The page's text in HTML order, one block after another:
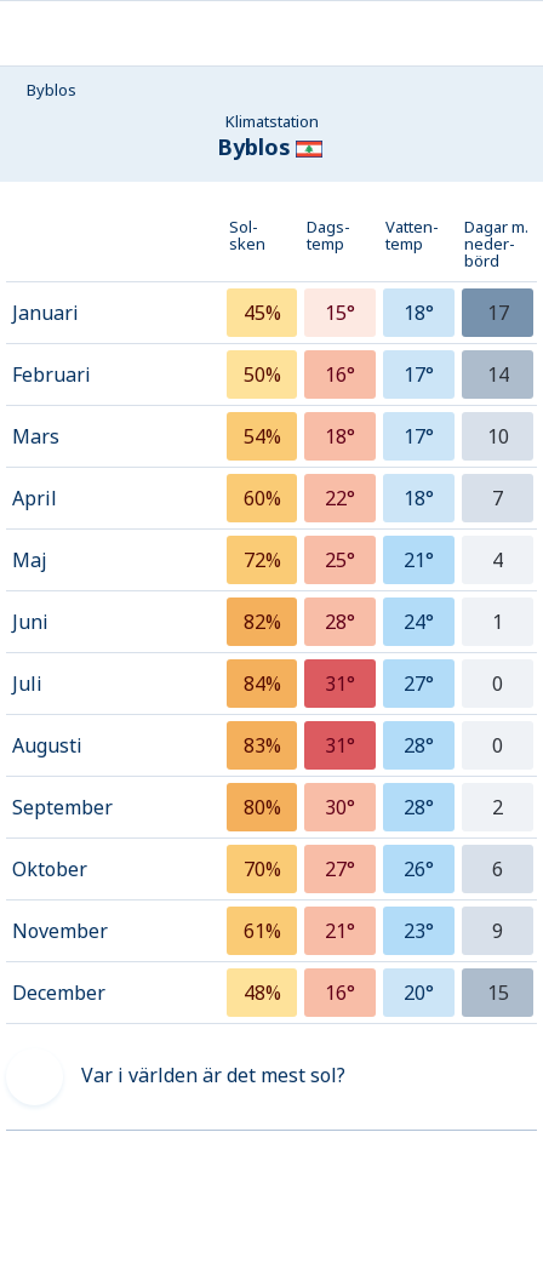
Byblos
Klimatstation
Byblos
Sol-
sken
Dags-
temp
Vatten-
temp
Dagar m.
neder­
börd
Januari 45% 15° 18° 17
Februari 50% 16° 17° 14
Mars 54% 18° 17° 10
April 60% 22° 18° 7
Maj 72% 25° 21° 4
Juni 82% 28° 24° 1
Juli 84% 31° 27° 0
Augusti 83% 31° 28° 0
September 80% 30° 28° 2
Oktober 70% 27° 26° 6
November 61% 21° 23° 9
December 48% 16° 20° 15
Var i världen är det mest sol?